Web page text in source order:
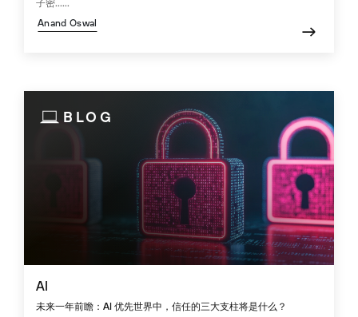
子密......
Anand Oswal
BLOG
AI
未来一年前瞻：AI 优先世界中，信任的三大支柱将是什么？